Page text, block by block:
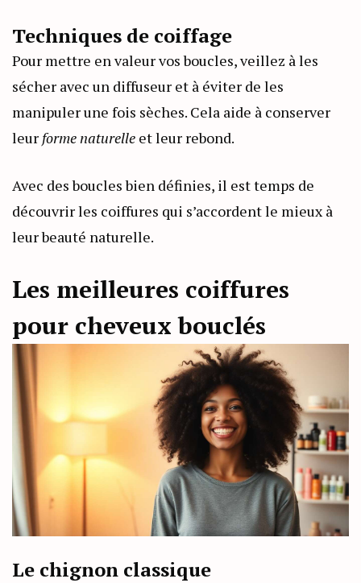
Techniques de coiffage
Pour mettre en valeur vos boucles, veillez à les
sécher avec un diffuseur et à éviter de les
manipuler une fois sèches. Cela aide à conserver
leur forme naturelle et leur rebond.
Avec des boucles bien définies, il est temps de
découvrir les coiffures qui s’accordent le mieux à
leur beauté naturelle.
Les meilleures coiffures
pour cheveux bouclés
Le chignon classique